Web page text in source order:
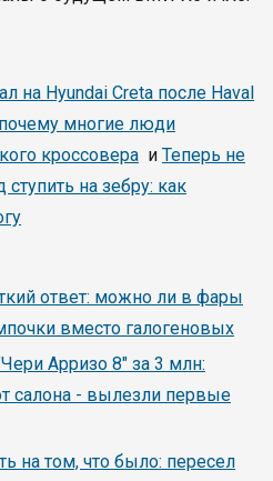
на Hyundai Creta после Haval
многие люди
кроссовера и Теперь не
на зебру: как
ответ: можно ли в фары
вместо галогеновых
Арризо 8" за 3 млн:
салона - вылезли первые
на том, что было: пересел